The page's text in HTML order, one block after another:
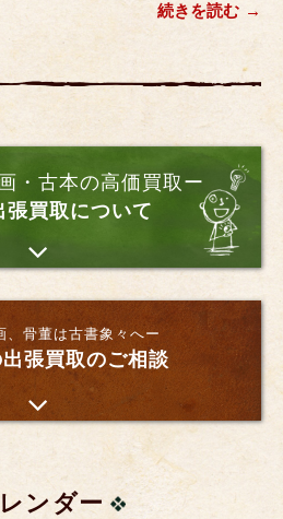
続きを読む
・古本の高価買取ー
張買取について
、骨董は古書象々へー
張買取のご相談
ンダー